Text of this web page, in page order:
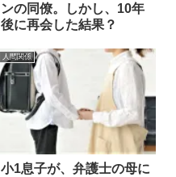
ンの同僚。しかし、10年
後に再会した結果？
人間関係
小1息子が、弁護士の母に